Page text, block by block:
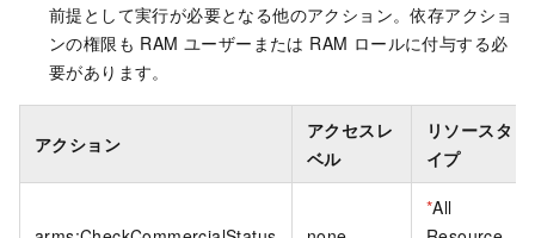
前提として実行が必要となる他のアクション。依存アクショ
ンの権限も RAM ユーザーまたは RAM ロールに付与する必
要があります。
アクション
アクセスレ
ベル
リソースタ
イプ
*All